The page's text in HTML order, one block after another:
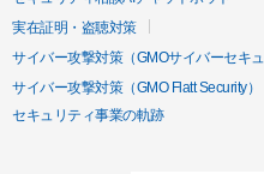
実在証明・盗聴対策
サイバー攻撃対策（GMOサイバーセキ
サイバー攻撃対策（GMO Flatt Security）
セキュリティ事業の軌跡